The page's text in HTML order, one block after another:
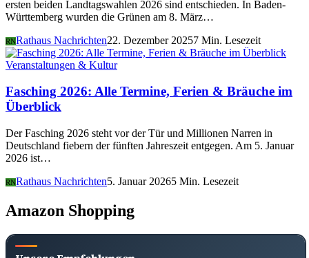
ersten beiden Landtagswahlen 2026 sind entschieden. In Baden-
Württemberg wurden die Grünen am 8. März…
RNRathaus Nachrichten22. Dezember 20257 Min. Lesezeit
Veranstaltungen & Kultur
Fasching 2026: Alle Termine, Ferien & Bräuche im
Überblick
Der Fasching 2026 steht vor der Tür und Millionen Narren in
Deutschland fiebern der fünften Jahreszeit entgegen. Am 5. Januar
2026 ist…
RNRathaus Nachrichten5. Januar 20265 Min. Lesezeit
Amazon Shopping